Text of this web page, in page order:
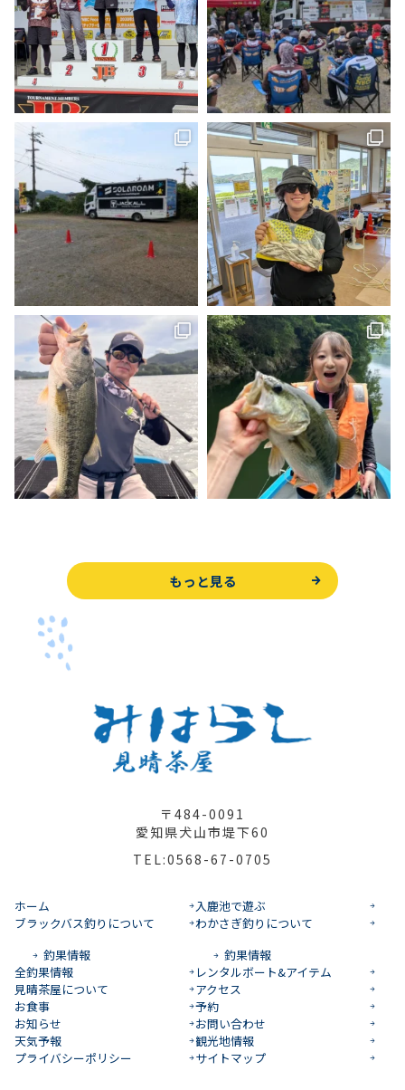
もっと見る
〒484-0091
愛知県犬山市堤下60
TEL:0568-67-0705
ホーム
入鹿池で遊ぶ
ブラックバス釣りについて
釣果情報
わかさぎ釣りについて
釣果情報
全釣果情報
レンタルボート&アイテム
見晴茶屋について
アクセス
お食事
予約
お知らせ
お問い合わせ
天気予報
観光地情報
プライバシーポリシー
サイトマップ